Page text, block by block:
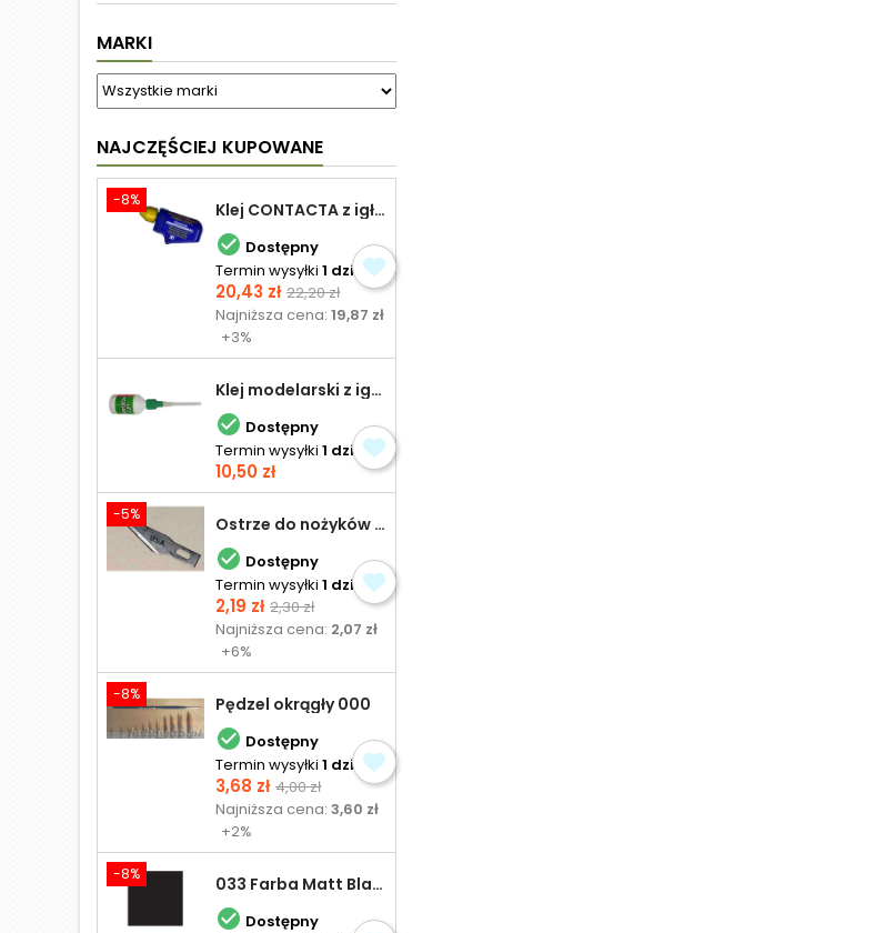
MARKI
NAJCZĘŚCIEJ KUPOWANE
-8% Klej CONTACTA z igłą do plastiku 25,0 g
 Dostępny
Termin wysyłki 1 dzień
Cena
20,43 zł Cena
podstawowa
22,20 zł
Najniższa cena:19,87 zł
+3%
Klej modelarski z igłą 30 ml
 Dostępny
Termin wysyłki 1 dzień
Cena
10,50 zł
-5% Ostrze do nożyków Excel
 Dostępny
Termin wysyłki 1 dzień
Cena
2,19 zł Cena
podstawowa
2,30 zł
Najniższa cena: 2,07 zł
+6%
-8% Pędzel okrągły 000
 Dostępny
Termin wysyłki 1 dzień
Cena
3,68 zł Cena
podstawowa
4,00 zł
Najniższa cena:3,60 zł
+2%
-8% 033 Farba Matt Black - olejna
 Dostępny